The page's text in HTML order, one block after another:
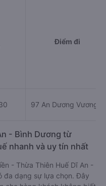
Điểm đi
97 An Dương Vương
- Bình Dương từ
nhanh và uy tín nhất
- Thừa Thiên Huế Dĩ An -
đa dạng sự lựa chọn. Đây